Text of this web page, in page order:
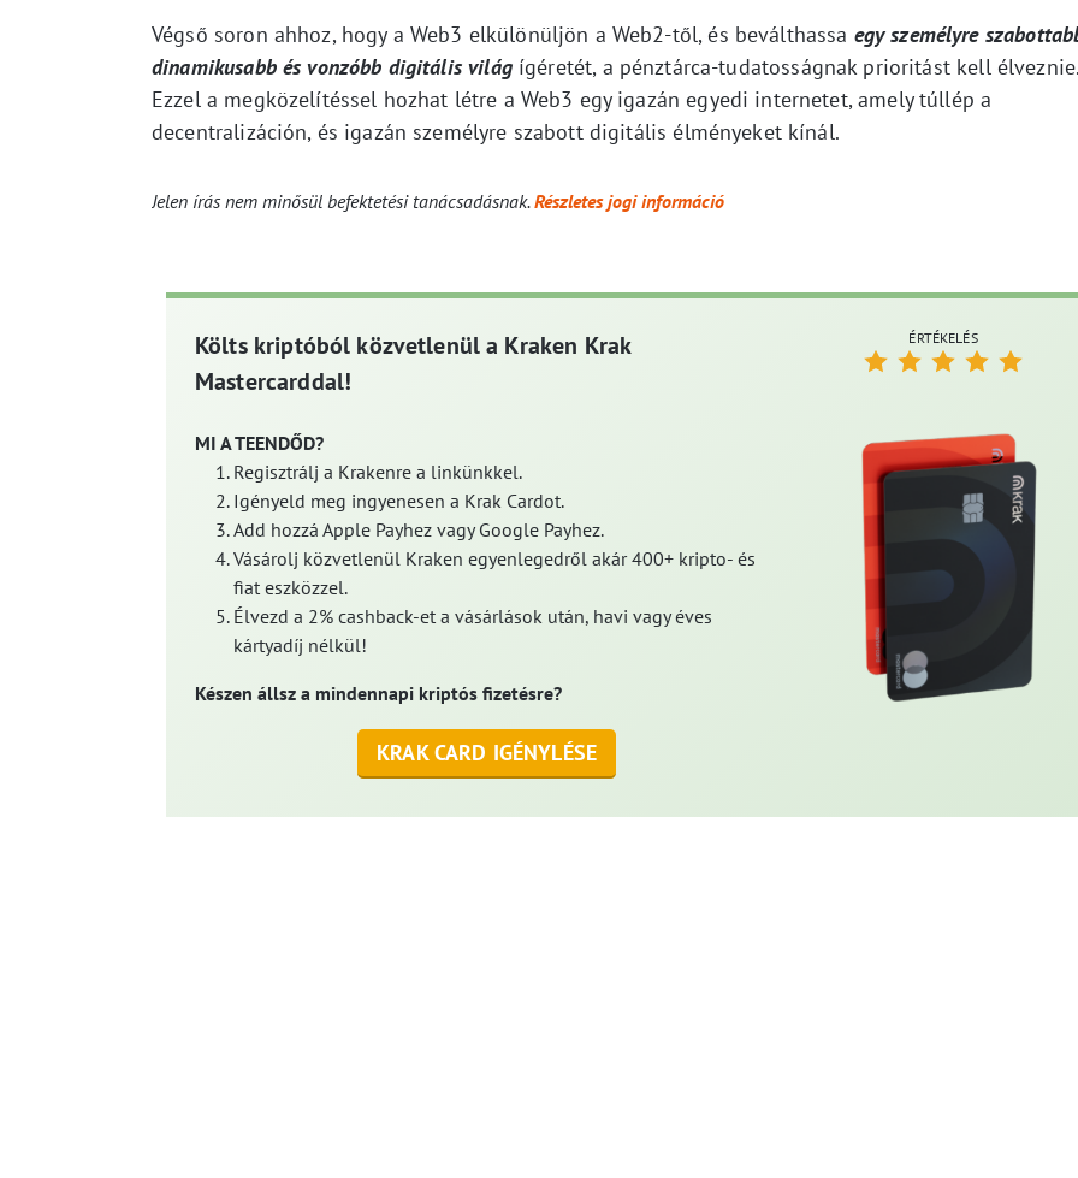
Végső soron ahhoz, hogy a Web3 elkülönüljön a Web2-től, és beválthassa egy személyre
dinamikusabb és vonzóbb digitális világígéretét, a pénztárca-tudatosságnak prioritást kell élveznie.
Ezzel a megközelítéssel hozhat létre a Web3 egy igazán egyedi internetet, amely túllép a
decentralizáción, és igazán személyre szabott digitális élményeket kínál.
Jelen írás nem minősül befektetési tanácsadásnak.Részletes jogi információ
Költs kriptóból közvetlenül a Kraken Krak
Mastercarddal!
MI A TEENDŐD?
Regisztrálj a Krakenre a linkünkkel.
Igényeld meg ingyenesen a Krak Cardot.
Add hozzá Apple Payhez vagy Google Payhez.
Vásárolj közvetlenül Kraken egyenlegedről akár 400+ kripto- és
fiat eszközzel.
Élvezd a 2% cashback-et a vásárlások után, havi vagy éves
kártyadíj nélkül!
Készen állsz a mindennapi kriptós fizetésre?
KRAK CARD IGÉNYLÉSE
ÉRTÉKELÉS